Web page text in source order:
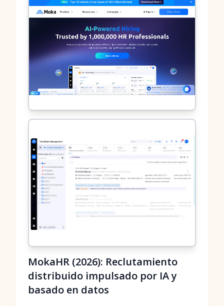
MokaHR (2026): Reclutamiento
distribuido impulsado por IA y
basado en datos